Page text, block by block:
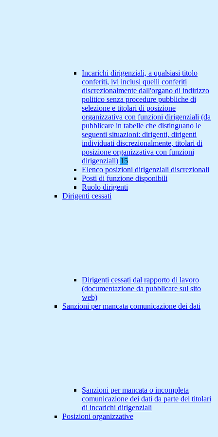
Incarichi dirigenziali, a qualsiasi titolo
conferiti, ivi inclusi quelli conferiti
discrezionalmente dall'organo di indirizzo
politico senza procedure pubbliche di
selezione e titolari di posizione
organizzativa con funzioni dirigenziali (da
pubblicare in tabelle che distinguano le
seguenti situazioni: dirigenti, dirigenti
individuati discrezionalmente, titolari di
posizione organizzativa con funzioni
dirigenziali) 15
Elenco posizioni dirigenziali discrezionali
Posti di funzione disponibili
Ruolo dirigenti
Dirigenti cessati
Dirigenti cessati dal rapporto di lavoro
(documentazione da pubblicare sul sito
web)
Sanzioni per mancata comunicazione dei dati
Sanzioni per mancata o incompleta
comunicazione dei dati da parte dei titolari
di incarichi dirigenziali
Posizioni organizzative